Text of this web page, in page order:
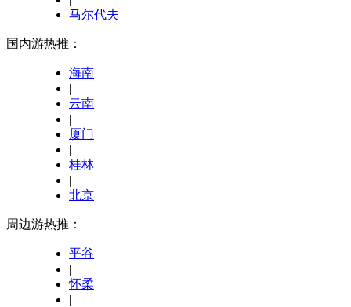
马尔代夫
国内游热推：
海南
|
云南
|
厦门
|
桂林
|
北京
周边游热推：
平谷
|
怀柔
|